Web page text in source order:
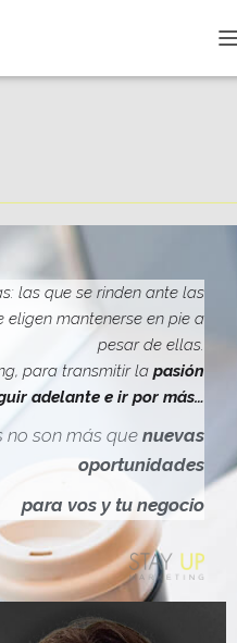
A
M
D
E
N
A
V
G
I
Ó
N
las que se rinden ante las
mantenerse en pie a
pesar de ellas.
para transmitir la pasión
adelante e ir por más…
no son más que nuevas
oportunidades
para vos y tu negocio